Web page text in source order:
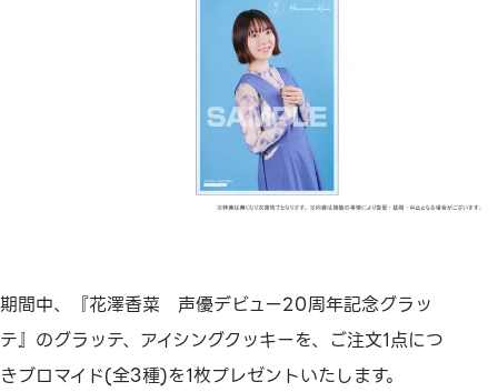
期間中、『花澤香菜 声優デビュー20周年記念グラッ
テ』のグラッテ、アイシングクッキーを、ご注文1点につ
きブロマイド(全3種)を1枚プレゼントいたします。